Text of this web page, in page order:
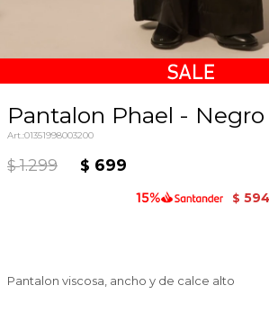
Pantalon Phael - Negro
01351998003200
$ 1.299 $ 699
$ 594
Pantalon viscosa, ancho y de calce alto